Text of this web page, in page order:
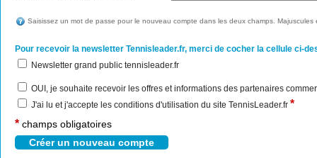
Saisissez un mot de passe pour le nouveau compte dans les deux champs. Majuscules
Pour recevoir la newsletter Tennisleader.fr, merci de cocher la cellule ci-
Newsletter grand public tennisleader.fr
OUI, je souhaite recevoir les offres et informations des partenaires
J'ai lu et j'accepte les conditions d'utilisation du site TennisLeader.fr *
* champs obligatoires